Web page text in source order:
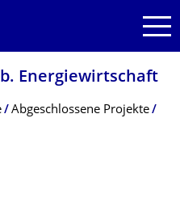
Energiewirtschaft
Abgeschlossene Projekte